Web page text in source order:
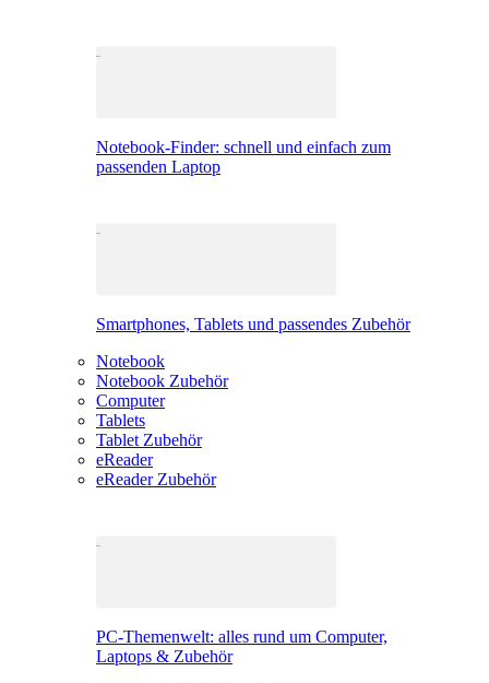
Notebook-Finder: schnell und einfach zum
passenden Laptop
Smartphones, Tablets und passendes Zubehör
Notebook
Notebook Zubehör
Computer
Tablets
Tablet Zubehör
eReader
eReader Zubehör
PC-Themenwelt: alles rund um Computer,
Laptops & Zubehör